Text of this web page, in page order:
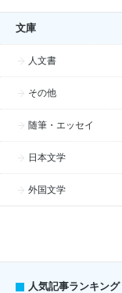
文庫
人文書
その他
随筆・エッセイ
日本文学
外国文学
人気記事ランキング